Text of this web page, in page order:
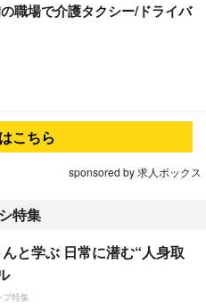
職場で介護タクシー/ドライバ
こちら
sponsored by 求人ボックス
特集
と学ぶ 日常に潜む“人身取
プ特集